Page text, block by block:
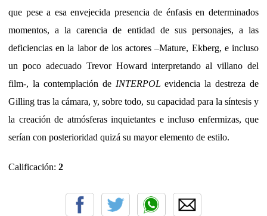
que pese a esa envejecida presencia de énfasis en determinados
momentos, a la carencia de entidad de sus personajes, a las
deficiencias en la labor de los actores –Mature, Ekberg, e incluso
un poco adecuado Trevor Howard interpretando al villano del
film-, la contemplación de INTERPOL evidencia la destreza de
Gilling tras la cámara, y, sobre todo, su capacidad para la síntesis y
la creación de atmósferas inquietantes e incluso enfermizas, que
serían con posterioridad quizá su mayor elemento de estilo.
Calificación: 2